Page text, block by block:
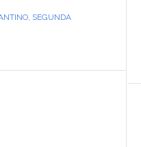
, SEGUNDA